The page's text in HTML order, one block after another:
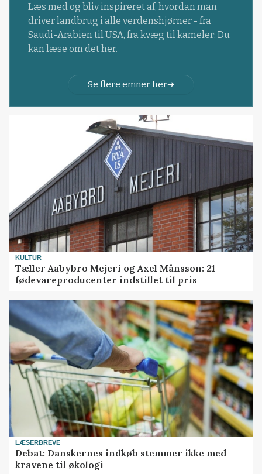
Læs med og bliv inspireret af, hvordan man
driver landbrug i alle verdenshjørner - fra
Saudi-Arabien til USA, fra kvæg til kameler: Du
kan læse om det her.
Se flere emner her
KULTUR
Tæller Aabybro Mejeri og Axel Månsson: 21
fødevareproducenter indstillet til pris
LÆSERBREVE
Debat: Danskernes indkøb stemmer ikke med
kravene til økologi